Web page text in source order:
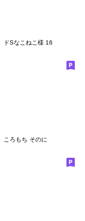
ドSなこねこ様 16
ころもち そのに